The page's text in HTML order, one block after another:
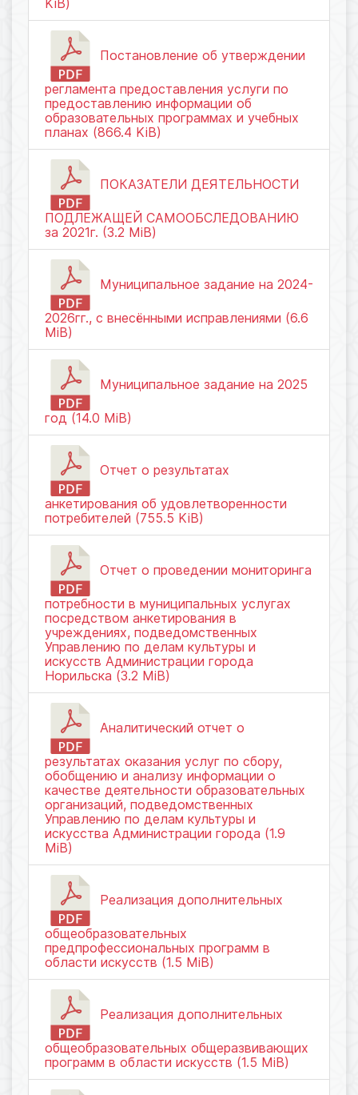
KiB)
Постановление об утверждении
регламента предоставления услуги по
предоставлению информации об
образовательных программах и учебных
планах (866.4 KiB)
ПОКАЗАТЕЛИ ДЕЯТЕЛЬНОСТИ
ПОДЛЕЖАЩЕЙ САМООБСЛЕДОВАНИЮ
за 2021г. (3.2 MiB)
Муниципальное задание на 2024-
2026гг., с внесёнными исправлениями (6.6
MiB)
Муниципальное задание на 2025
год (14.0 MiB)
Отчет о результатах
анкетирования об удовлетворенности
потребителей (755.5 KiB)
Отчет о проведении мониторинга
потребности в муниципальных услугах
посредством анкетирования в
учреждениях, подведомственных
Управлению по делам культуры и
искусств Администрации города
Норильска (3.2 MiB)
Аналитический отчет о
результатах оказания услуг по сбору,
обобщению и анализу информации о
качестве деятельности образовательных
организаций, подведомственных
Управлению по делам культуры и
искусства Администрации города (1.9
MiB)
Реализация дополнительных
общеобразовательных
предпрофессиональных программ в
области искусств (1.5 MiB)
Реализация дополнительных
общеобразовательных общеразвивающих
программ в области искусств (1.5 MiB)